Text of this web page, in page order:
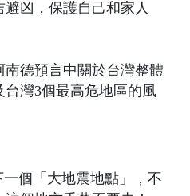
凶，保護自己和家人
德預言中關於台灣整體
灣3個最高危地區的風